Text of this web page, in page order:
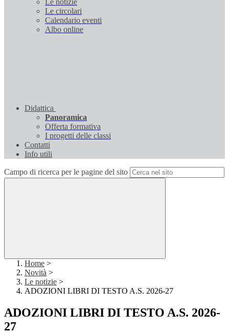
Le notizie
Le circolari
Calendario eventi
Albo online
Didattica
Panoramica
Offerta formativa
I progetti delle classi
Contatti
Info utili
Campo di ricerca per le pagine del sito
Home >
Novità >
Le notizie >
ADOZIONI LIBRI DI TESTO A.S. 2026-27
ADOZIONI LIBRI DI TESTO A.S. 2026-
27